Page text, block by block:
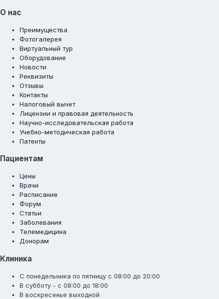
О нас
Преимущества
Фотогалерея
Виртуальный тур
Оборудование
Новости
Реквизиты
Отзывы
Контакты
Налоговый вычет
Лицензии и правовая деятельность
Научно-исследовательская работа
Учебно-методическая работа
Патенты
Пациентам
Цены
Врачи
Расписание
Форум
Статьи
Заболевания
Телемедицина
Донорам
Клиника
С понедельника по пятницу с 08:00 до 20:00
В субботу - с 08:00 до 18:00
В воскресенье выходной